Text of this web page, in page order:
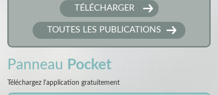
TÉLÉCHARGER
TOUTES LES PUBLICATIONS
Panneau Pocket
Téléchargez l'application gratuitement